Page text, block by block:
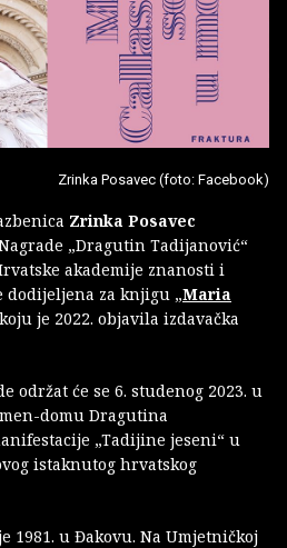
Zrinka Posavec (foto: Facebook)
Zrinka Posavec
„Dragutin Tadijanović“
akademije znanosti i
dodijeljena za knjigu „Maria
je 2022. objavila izdavačka
održat će se 6. studenog 2023. u
domu Dragutina
„Tadijine jeseni“ u
istaknutog hrvatskog
1981. u Đakovu. Na Umjetničkoj